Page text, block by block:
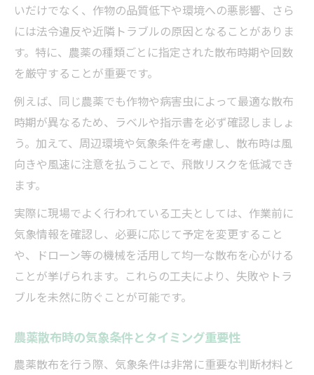
いだけでなく、作物の品質低下や環境への悪影響、さら
には法令違反や近隣トラブルの原因となることがありま
す。特に、農薬の種類ごとに指定された散布時期や回数
を厳守することが重要です。
例えば、同じ農薬でも作物や病害虫によって最適な散布
時期が異なるため、ラベルや指示書を必ず確認しましょ
う。加えて、周辺環境や気象条件を考慮し、散布時は風
向きや風速に注意を払うことで、飛散リスクを低減でき
ます。
実際に現場でよく行われている工夫としては、作業前に
気象情報を確認し、必要に応じて予定を変更すること
や、ドローン等の機械を活用して均一な散布を心がける
ことが挙げられます。これらの工夫により、失敗やトラ
ブルを未然に防ぐことが可能です。
農薬散布時の気象条件とタイミング重要性
農薬散布を行う際、気象条件は非常に重要な判断材料と